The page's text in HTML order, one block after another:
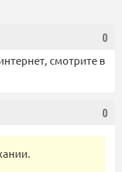
0
смотрите в
0